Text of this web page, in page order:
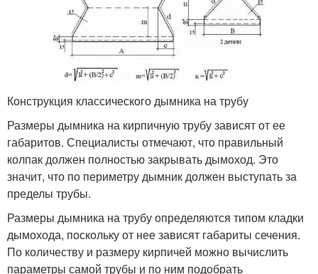
Конструкция классического дымника на трубу
Размеры дымника на кирпичную трубу зависят от ее
габаритов. Специалисты отмечают, что правильный
колпак должен полностью закрывать дымоход. Это
значит, что по периметру дымник должен выступать за
пределы трубы.
Размеры дымника на трубу определяются типом кладки
дымохода, поскольку от нее зависят габариты сечения.
По количеству и размеру кирпичей можно вычислить
параметры самой трубы и по ним подобрать